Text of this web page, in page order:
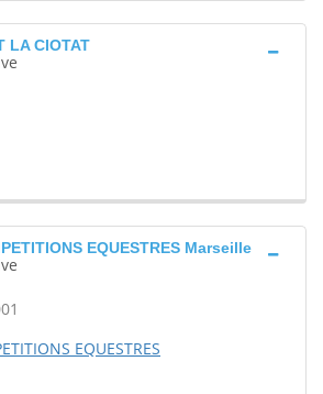
LA CIOTAT
EQUESTRES Marseille
EQUESTRES